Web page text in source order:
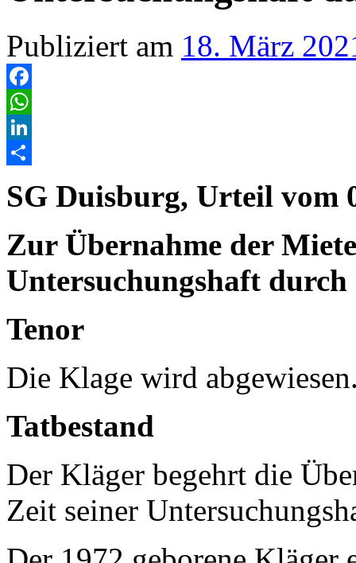
Publiziert am 18. März
Facebook
WhatsApp
LinkedIn
SG Duisburg, Urteil vom
Zur Übernahme der
Untersuchungshaft
Tenor
Die Klage wird
Tatbestand
Der Kläger begehrt die
Zeit seiner